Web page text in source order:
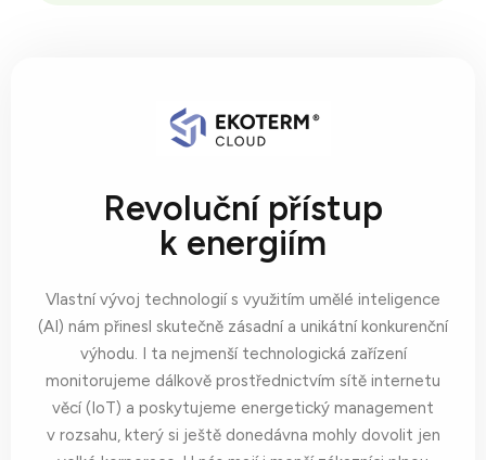
Revoluční přístup
k energiím
Vlastní vývoj technologií s využitím umělé inteligence
(AI) nám přinesl skutečně zásadní a unikátní konkurenční
výhodu. I ta nejmenší technologická zařízení
monitorujeme dálkově prostřednictvím sítě internetu
věcí (IoT) a poskytujeme energetický management
v rozsahu, který si ještě donedávna mohly dovolit jen